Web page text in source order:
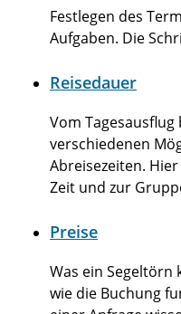
Festlegen des
Aufgaben. Die
Reisedauer
Vom
verschiedenen
Abreisezeiten.
Zeit und zur
Preise
Was ein Segeltörn
wie die Buchung